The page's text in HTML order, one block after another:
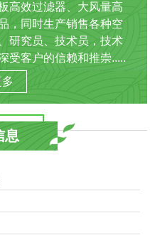
高效过滤器、大风量高
，同时生产销售各种空
研究员、技术员，技术
受客户的信赖和推崇.....
息